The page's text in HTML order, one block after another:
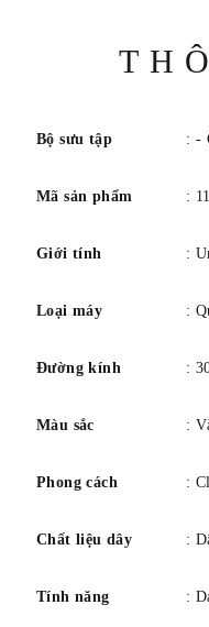
ba kim. Loại pin
pin). Chức năng chính
liệu phát quang trên
gỉ. Màu dây đeo Vàng.
Bộ sưu tập : -
Mã sản phẩm :
Giới tính :
Loại máy :
Đường kính :
Màu sắc :
Phong cách :
Chất liệu dây :
Tính năng :